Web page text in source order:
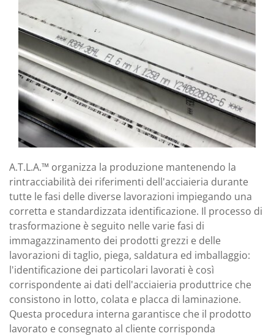
A.T.L.A.™ organizza la produzione mantenendo la
rintracciabilità dei riferimenti dell'acciaieria durante
tutte le fasi delle diverse lavorazioni impiegando una
corretta e standardizzata identificazione. Il processo di
trasformazione è seguito nelle varie fasi di
immagazzinamento dei prodotti grezzi e delle
lavorazioni di taglio, piega, saldatura ed imballaggio:
l'identificazione dei particolari lavorati è così
corrispondente ai dati dell'acciaieria produttrice che
consistono in lotto, colata e placca di laminazione.
Questa procedura interna garantisce che il prodotto
lavorato e consegnato al cliente corrisponda